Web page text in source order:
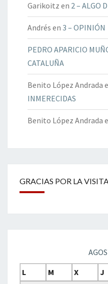
Garikoitz en 2 – ALGO
Andrés en 3 – OPINIÓN
PEDRO APARICIO
CATALUÑA
Benito López Andrada
INMERECIDAS
Benito López Andrada
GRACIAS POR LA
L
M X J